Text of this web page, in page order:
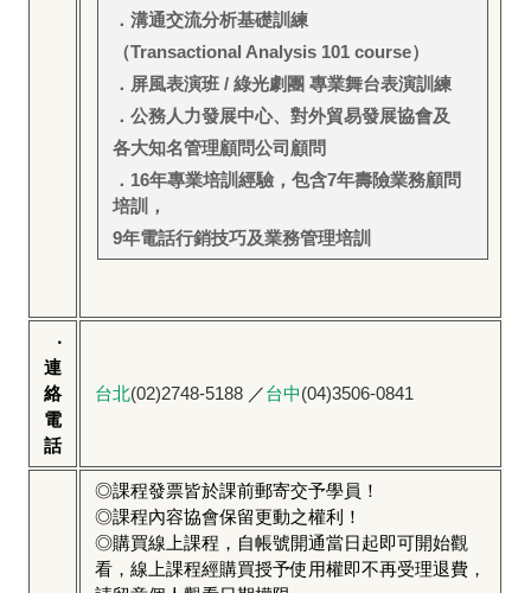
．溝通交流分析基礎訓練
（Transactional Analysis 101 course）
．屏風表演班 / 綠光劇團 專業舞台表演訓練
．公務人力發展中心、對外貿易發展協會及
各大知名管理顧問公司顧問
．16年專業培訓經驗，包含7年壽險業務顧問
培訓，
9年電話行銷技巧及業務管理培訓
‧
連
絡
電
話
台北(02)2748-5188 ／台中(04)3506-0841
◎課程發票皆於課前郵寄交予學員！
◎課程內容協會保留更動之權利！
◎購買線上課程，自帳號開通當日起即可開始觀
看，線上課程經購買授予使用權即不再受理退費，